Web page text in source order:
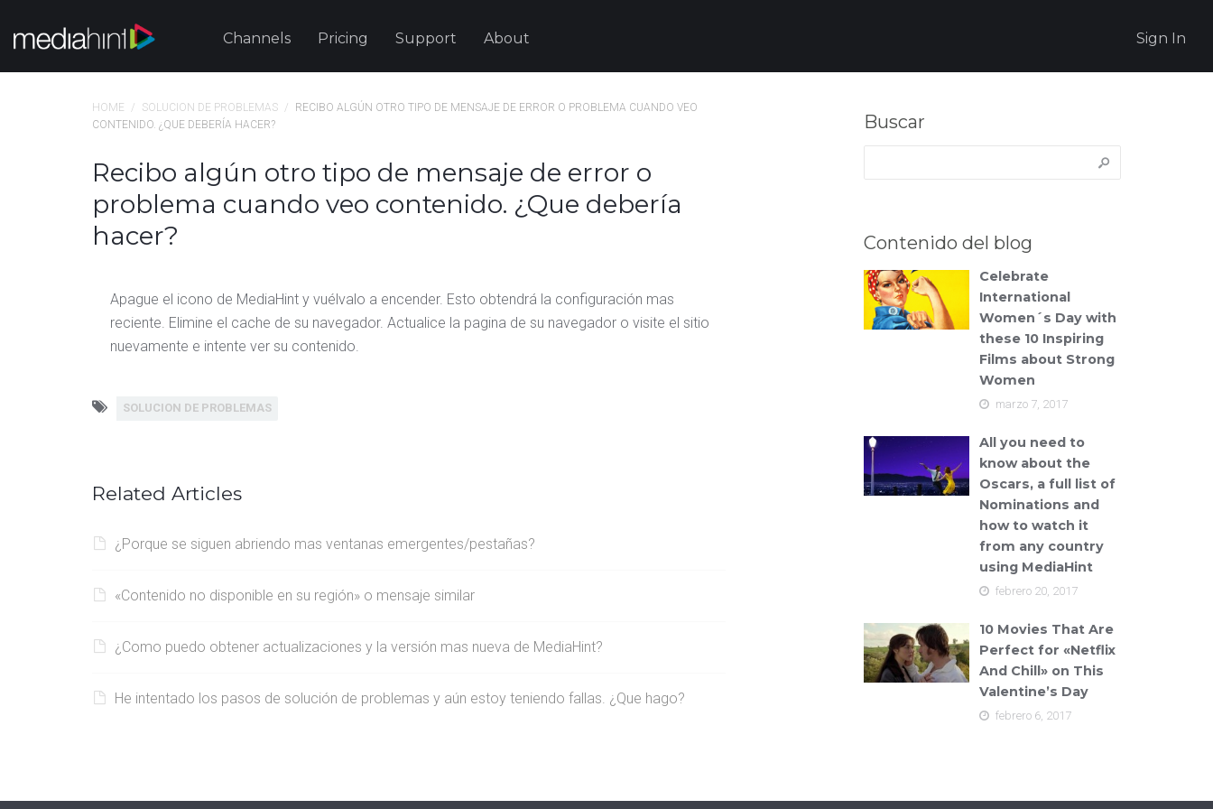
Channels Pricing Support About Sign In
HOME / SOLUCION DE PROBLEMAS /
RECIBO ALGÚN OTRO TIPO DE MENSAJE DE ERROR O PROBLEMA CUANDO VEO
CONTENIDO. ¿QUE DEBERÍA HACER?
Recibo algún otro tipo de mensaje de error o
problema cuando veo contenido. ¿Que debería
hacer?
Apague el icono de MediaHint y vuélvalo a encender. Esto obtendrá la configuración mas
reciente. Elimine el cache de su navegador. Actualice la pagina de su navegador o visite el sitio
nuevamente e intente ver su contenido.
SOLUCION DE PROBLEMAS
Related Articles
¿Porque se siguen abriendo mas ventanas emergentes/pestañas?
«Contenido no disponible en su región» o mensaje similar
¿Como puedo obtener actualizaciones y la versión mas nueva de MediaHint?
He intentado los pasos de solución de problemas y aún estoy teniendo fallas. ¿Que hago?
Buscar
Contenido del blog
Celebrate
International
Women´s Day with
these 10 Inspiring
Films about Strong
Women
marzo 7, 2017
All you need to
know about the
Oscars, a full list of
Nominations and
how to watch it
from any country
using MediaHint
febrero 20, 2017
10 Movies That Are
Perfect for «Netflix
And Chill» on This
Valentine’s Day
febrero 6, 2017